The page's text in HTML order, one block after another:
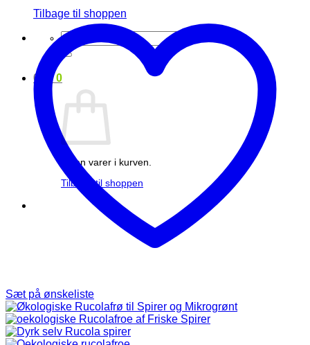
Tilbage til shoppen
Søg
efter:
0 kr. 0
Ingen varer i kurven.
Tilbage til shoppen
Sæt på ønskeliste